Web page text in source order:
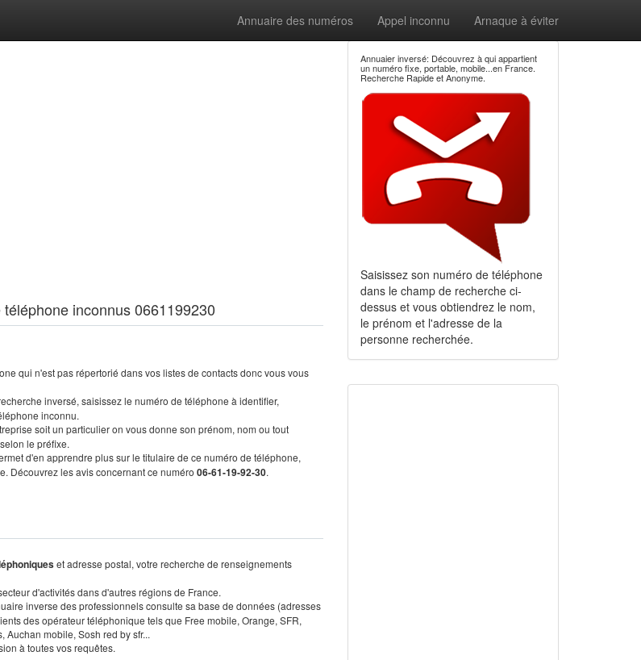
Annuaire des numéros Appel inconnu Arnaque à éviter
inconnus 0661199230
qui n'est pas répertorié dans vos listes de contacts donc vous vous
inversé, saisissez le numéro de téléphone à identifier,
inconnu.
soit un particulier on vous donne son prénom, nom ou tout
le préfixe.
d'en apprendre plus sur le titulaire de ce numéro de téléphone,
Découvrez les avis concernant ce numéro 06-61-19-92-30.
et adresse postal, votre recherche de renseignements
d'activités dans d'autres régions de France.
inverse des professionnels consulte sa base de données (adresses
des opérateur téléphonique tels que Free mobile, Orange, SFR,
mobile, Sosh red by sfr...
à toutes vos requêtes.
Annuaier inversé: Découvrez à qui appartient
un numéro fixe, portable, mobile...en France.
Recherche Rapide et Anonyme.
Saisissez son numéro de téléphone
dans le champ de recherche ci-
dessus et vous obtiendrez le nom,
le prénom et l'adresse de la
personne recherchée.